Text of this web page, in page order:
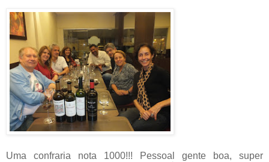
Uma confraria nota 1000!!! Pessoal gente boa, super